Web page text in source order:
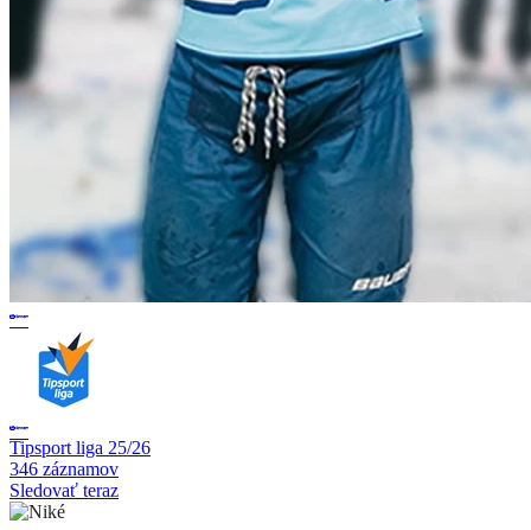
Tipsport liga 25/26
346 záznamov
Sledovať teraz